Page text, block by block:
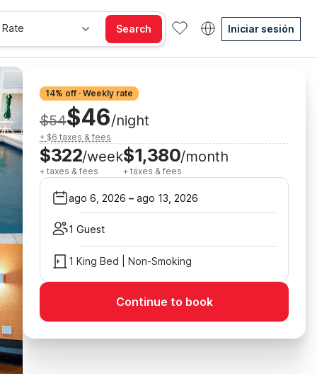
Search Iniciar sesión
14% off · Weekly rate
$54$46/night
+ $6 taxes & fees
$322/week
+ taxes & fees
$1,380/month
+ taxes & fees
ago 6, 2026 – ago 13, 2026
1 Guest
1 King Bed | Non-Smoking
Continue to book